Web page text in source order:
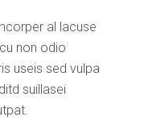
al lacuse
non odio
useis sed vulpa
suillasei